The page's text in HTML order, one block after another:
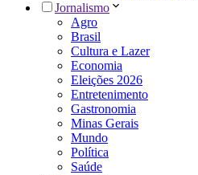
Jornalismo
Agro
Brasil
Cultura e Lazer
Economia
Eleições 2026
Entretenimento
Gastronomia
Minas Gerais
Mundo
Política
Saúde